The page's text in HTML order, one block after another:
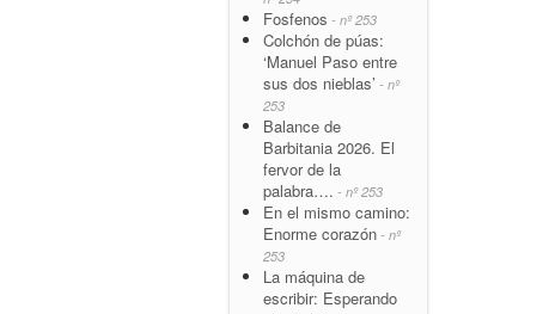
Fosfenos - nº 253
Colchón de púas:
‘Manuel Paso entre
sus dos nieblas’ - nº
253
Balance de
Barbitania 2026. El
fervor de la
palabra…. - nº 253
En el mismo camino:
Enorme corazón - nº
253
La máquina de
escribir: Esperando